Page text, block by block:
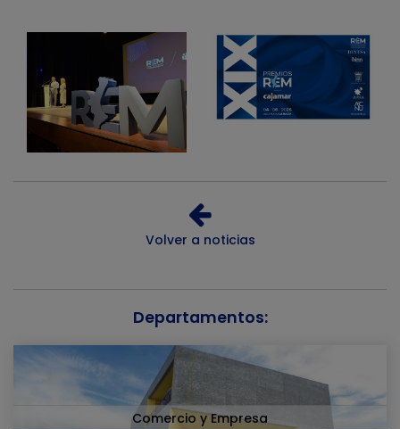
Volver a noticias
Departamentos:
Comercio y Empresa